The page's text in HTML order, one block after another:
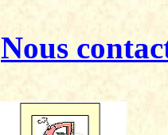
Nous